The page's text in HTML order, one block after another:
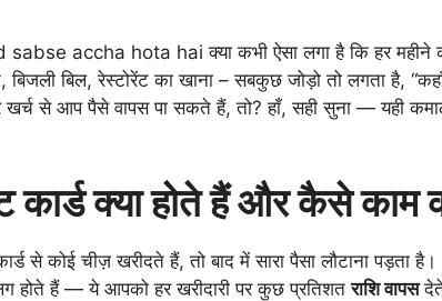
accha hota hai क्या कभी ऐसा लगा है कि हर महीने
बिजली बिल, रेस्टोरेंट का खाना – सबकुछ जोड़ो तो लगता है,
से आप पैसे वापस पा सकते हैं, तो? हाँ, सही सुना — यही
क्या होते हैं और कैसे काम
से कोई चीज़ खरीदते हैं, तो बाद में सारा पैसा लौटाना पड़ता है।
होते हैं — ये आपको हर खरीदारी पर कुछ प्रतिशतराशि वापस